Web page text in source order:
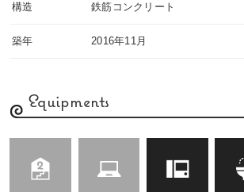
構造 鉄筋コンクリート
築年 2016年11月
Equipments